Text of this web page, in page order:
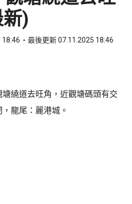
)
18:46 最後更新 07.11.2025 18:46
塘繞道去旺角，近觀塘碼頭有交
龍尾：麗港城。